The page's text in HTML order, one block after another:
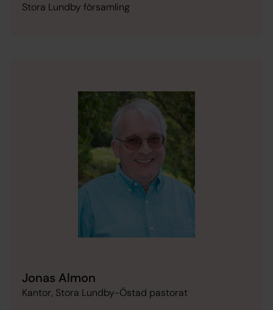
Stora Lundby församling
Jonas Almon
Kantor, Stora Lundby-Östad pastorat